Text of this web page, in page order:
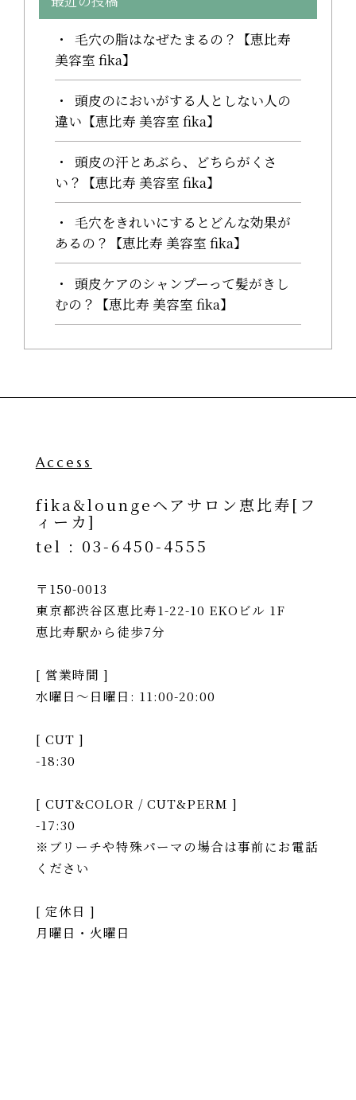
毛穴の脂はなぜたまるの？【恵比寿
美容室 fika】
頭皮のにおいがする人としない人の
違い【恵比寿 美容室 fika】
頭皮の汗とあぶら、どちらがくさ
い？【恵比寿 美容室 fika】
毛穴をきれいにするとどんな効果が
あるの？【恵比寿 美容室 fika】
頭皮ケアのシャンプーって髪がきし
むの？【恵比寿 美容室 fika】
Access
fika&loungeヘアサロン恵比寿[フ
ィーカ]
tel : 03-6450-4555
〒150-0013
東京都渋谷区恵比寿1-22-10 EKOビル 1F
恵比寿駅から徒歩7分
[ 営業時間 ]
水曜日〜日曜日: 11:00-20:00
[ CUT ]
-18:30
[ CUT&COLOR / CUT&PERM ]
-17:30
※ブリーチや特殊パーマの場合は事前にお電話
ください
[ 定休日 ]
月曜日・火曜日